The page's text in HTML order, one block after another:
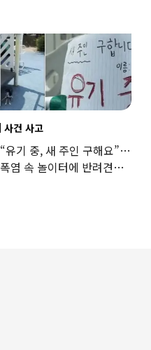
사건 사고
“유기 중, 새 주인 구해요”…
폭염 속 놀이터에 반려견